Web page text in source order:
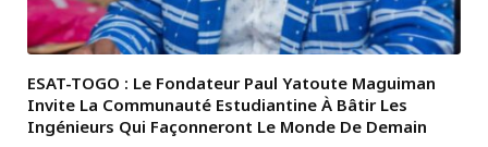
ESAT-TOGO : Le Fondateur Paul Yatoute Maguiman
Invite La Communauté Estudiantine À Bâtir Les
Ingénieurs Qui Façonneront Le Monde De Demain